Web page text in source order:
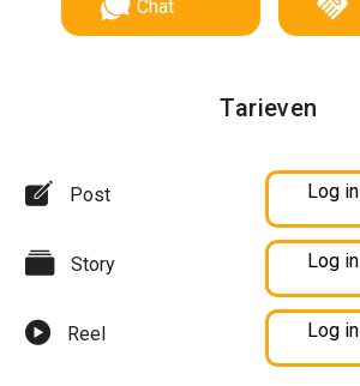
Chat
Tarieven
Post Log in
Story Log in
Reel Log in